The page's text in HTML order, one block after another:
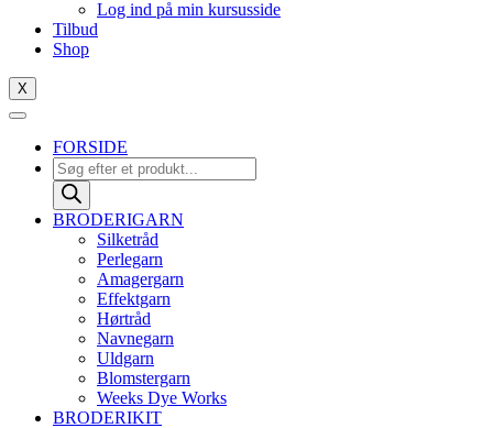
Log ind på min kursusside
Tilbud
Shop
X
FORSIDE
Products
search
BRODERIGARN
Silketråd
Perlegarn
Amagergarn
Effektgarn
Hørtråd
Navnegarn
Uldgarn
Blomstergarn
Weeks Dye Works
BRODERIKIT